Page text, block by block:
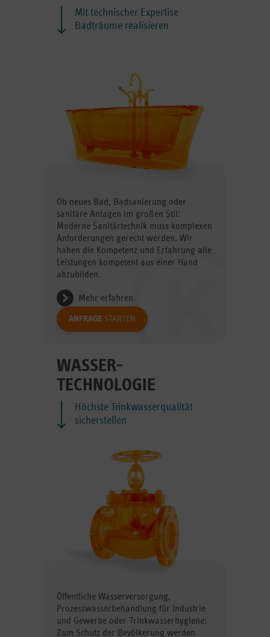
Mit technischer Expertise
Badträume realisieren
Ob neues Bad, Badsanierung oder
sanitäre Anlagen im großen Stil:
Moderne Sanitärtechnik muss komplexen
Anforderungen gerecht werden. Wir
haben die Kompetenz und Erfahrung alle
Leistungen kompetent aus einer Hand
abzubilden.
Mehr erfahren
ANFRAGE STARTEN
WASSER­
TECHNOLOGIE
Höchste Trinkwasserqualität
sicherstellen
Öffentliche Wasserversorgung,
Prozesswasserbehandlung für Industrie
und Gewerbe oder Trinkwasserhygiene:
Zum Schutz der Bevölkerung werden